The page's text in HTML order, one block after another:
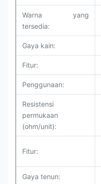
Warna yang
tersedia:
Gaya kain:
Fitur:
Penggunaan:
Resistensi
permukaan
(ohm/unit):
Fitur:
Gaya tenun: